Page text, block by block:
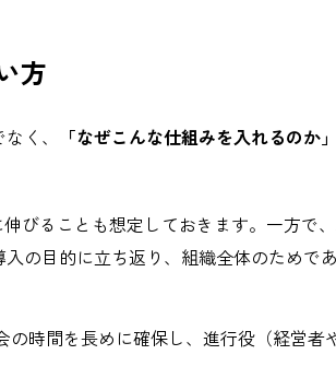
方
く、 「なぜこんな仕組みを入れるのか
びることも想定しておきます。一方で
の目的に立ち返り、組織全体のためで
時間を長めに確保し、進行役（経営者